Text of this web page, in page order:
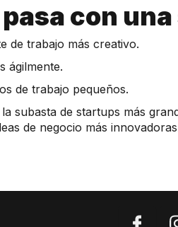
pasa con
de trabajo más creativo.
ágilmente.
de trabajo pequeños.
subasta de startups más
de negocio más